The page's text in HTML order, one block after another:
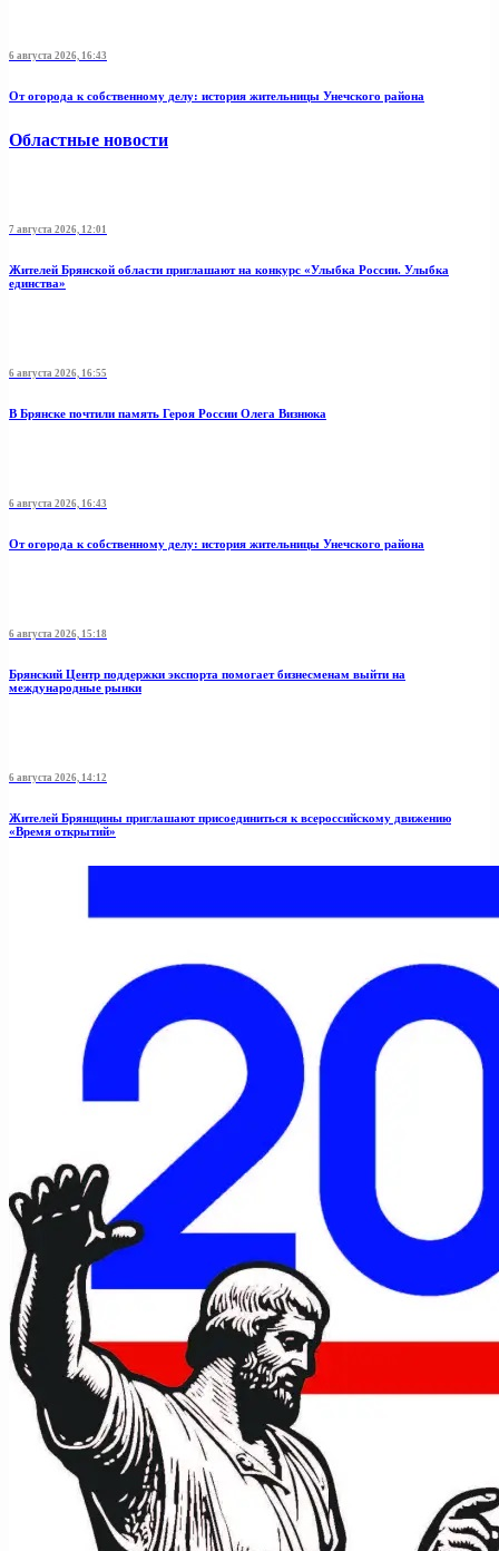
6 августа 2026, 16:43
От огорода к собственному делу: история жительницы Унечского района
Областные новости
7 августа 2026, 12:01
Жителей Брянской области приглашают на конкурс «Улыбка России. Улыбка
единства»
6 августа 2026, 16:55
В Брянске почтили память Героя России Олега Визнюка
6 августа 2026, 16:43
От огорода к собственному делу: история жительницы Унечского района
6 августа 2026, 15:18
Брянский Центр поддержки экспорта помогает бизнесменам выйти на
международные рынки
6 августа 2026, 14:12
Жителей Брянщины приглашают присоединиться к всероссийскому движению
«Время открытий»